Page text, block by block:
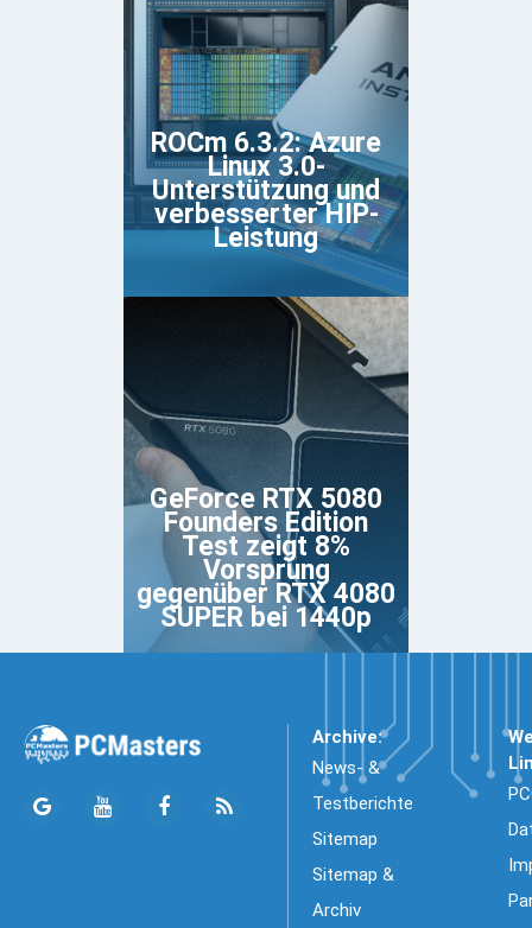
ROCm 6.3.2: Azure
Linux 3.0-
Unterstützung und
verbesserter HIP-
Leistung
GeForce RTX 5080
Founders Edition
Test zeigt 8%
Vorsprung
gegenüber RTX 4080
SUPER bei 1440p
Archive:
News- &
Testberichte
Sitemap
Sitemap &
Archiv